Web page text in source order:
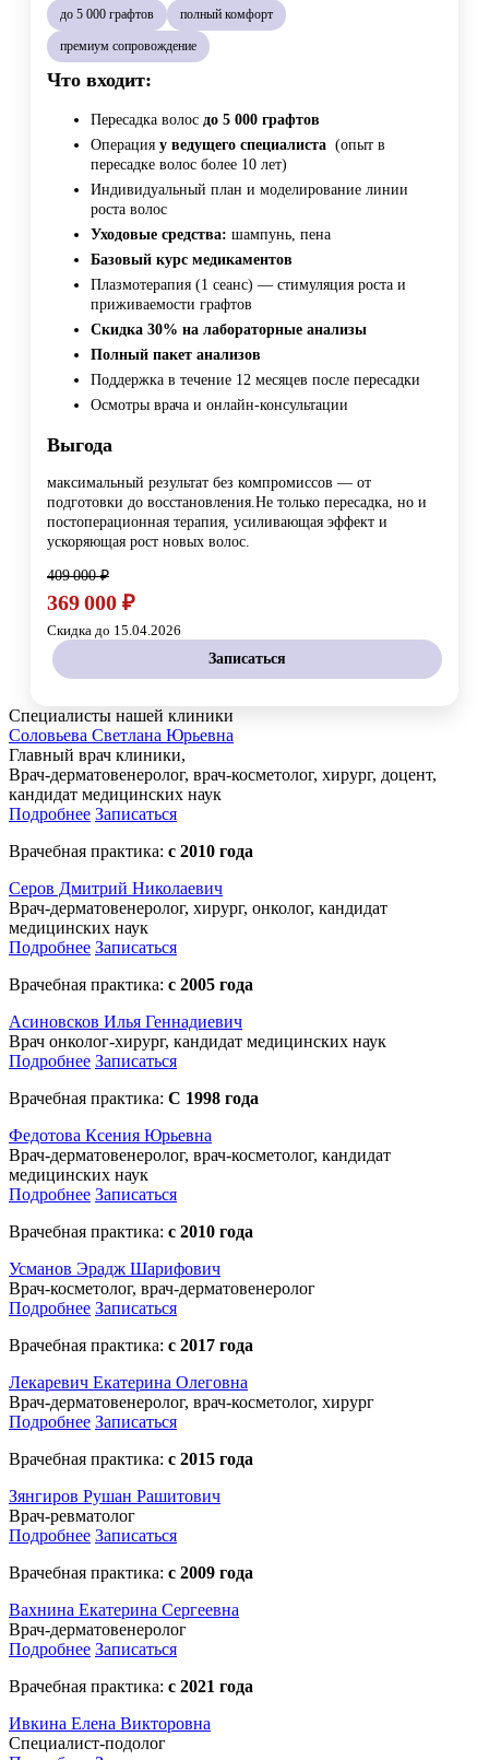
до 5 000 графтов полный комфорт
премиум сопровождение
Что входит:
Пересадка волос до 5 000 графтов
Операция у ведущего специалиста (опыт в
пересадке волос более 10 лет)
Индивидуальный план и моделирование линии
роста волос
Уходовые средства: шампунь, пена
Базовый курс медикаментов
Плазмотерапия (1 сеанс) — стимуляция роста и
приживаемости графтов
Скидка 30% на лабораторные анализы
Полный пакет анализов
Поддержка в течение 12 месяцев после пересадки
Осмотры врача и онлайн-консультации
Выгода
максимальный результат без компромиссов — от
подготовки до восстановления.Не только пересадка, но и
постоперационная терапия, усиливающая эффект и
ускоряющая рост новых волос.
409 000 ₽
369 000 ₽
Скидка до 15.04.2026
Записаться
Специалисты нашей клиники
Cоловьева Cветлана Юрьевна
Главный врач клиники,
Врач-дерматовенеролог, врач-косметолог, хирург, доцент,
кандидат медицинских наук
Подробнее Записаться
Врачебная практика: с 2010 года
Серов Дмитрий Николаевич
Врач-дерматовенеролог, хирург, онколог, кандидат
медицинских наук
Подробнее Записаться
Врачебная практика: с 2005 года
Асиновсков Илья Геннадиевич
Врач онколог-хирург, кандидат медицинских наук
Подробнее Записаться
Врачебная практика: С 1998 года
Федотова Ксения Юрьевна
Врач-дерматовенеролог, врач-косметолог, кандидат
медицинских наук
Подробнее Записаться
Врачебная практика: с 2010 года
Усманов Эрадж Шарифович
Врач-косметолог, врач-дерматовенеролог
Подробнее Записаться
Врачебная практика: с 2017 года
Лекаревич Екатерина Олеговна
Врач-дерматовенеролог, врач-косметолог, хирург
Подробнее Записаться
Врачебная практика: с 2015 года
Зянгиров Рушан Рашитович
Врач-ревматолог
Подробнее Записаться
Врачебная практика: с 2009 года
Вахнина Екатерина Сергеевна
Врач-дерматовенеролог
Подробнее Записаться
Врачебная практика: с 2021 года
Ивкина Елена Викторовна
Специалист-подолог